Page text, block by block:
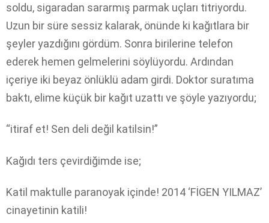
soldu, sigaradan sararmış parmak uçları titriyordu.
Uzun bir süre sessiz kalarak, önünde ki kağıtlara bir
şeyler yazdığını gördüm. Sonra birilerine telefon
ederek hemen gelmelerini söylüyordu. Ardından
içeriye iki beyaz önlüklü adam girdi. Doktor suratıma
baktı, elime küçük bir kağıt uzattı ve şöyle yazıyordu;
“itiraf et! Sen deli değil katilsin!”
Kağıdı ters çevirdiğimde ise;
Katil maktulle paranoyak içinde! 2014 ‘FİGEN YILMAZ’
cinayetinin katili!